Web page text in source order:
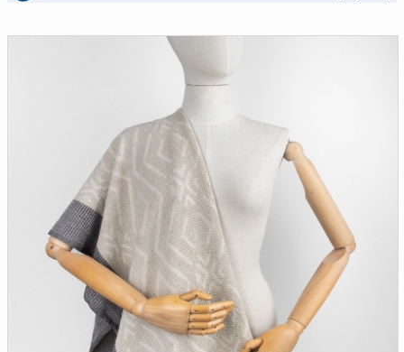
Текстиль для ресторанов и
Текстильная галантерея и
Условия работы
Оплата и доставка
Как оформить заказ
Вакансии
Как нас найти
Написать нам
Доверенность на
получение груза
Документы по работе с
персональными данными
Письмо руководителю
Вопросы и ответы